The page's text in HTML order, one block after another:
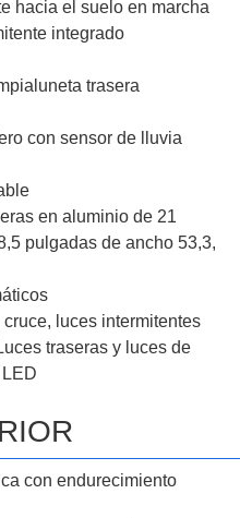
hacia el suelo en marcha
integrado
trasera
con sensor de lluvia
en aluminio de 21
pulgadas de ancho 53,3,
luces intermitentes
traseras y luces de
con endurecimiento